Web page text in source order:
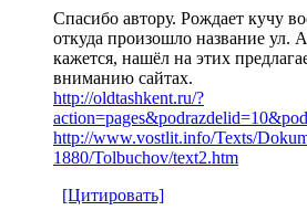
Спасибо автору. Рождает кучу
откуда произошло название ул.
кажется, нашёл на этих
вниманию сайтах.
http://oldtashkent.ru/?
http://www.vostlit.info/Texts/
1880/Tolbuchov/text2.htm
[Цитировать]